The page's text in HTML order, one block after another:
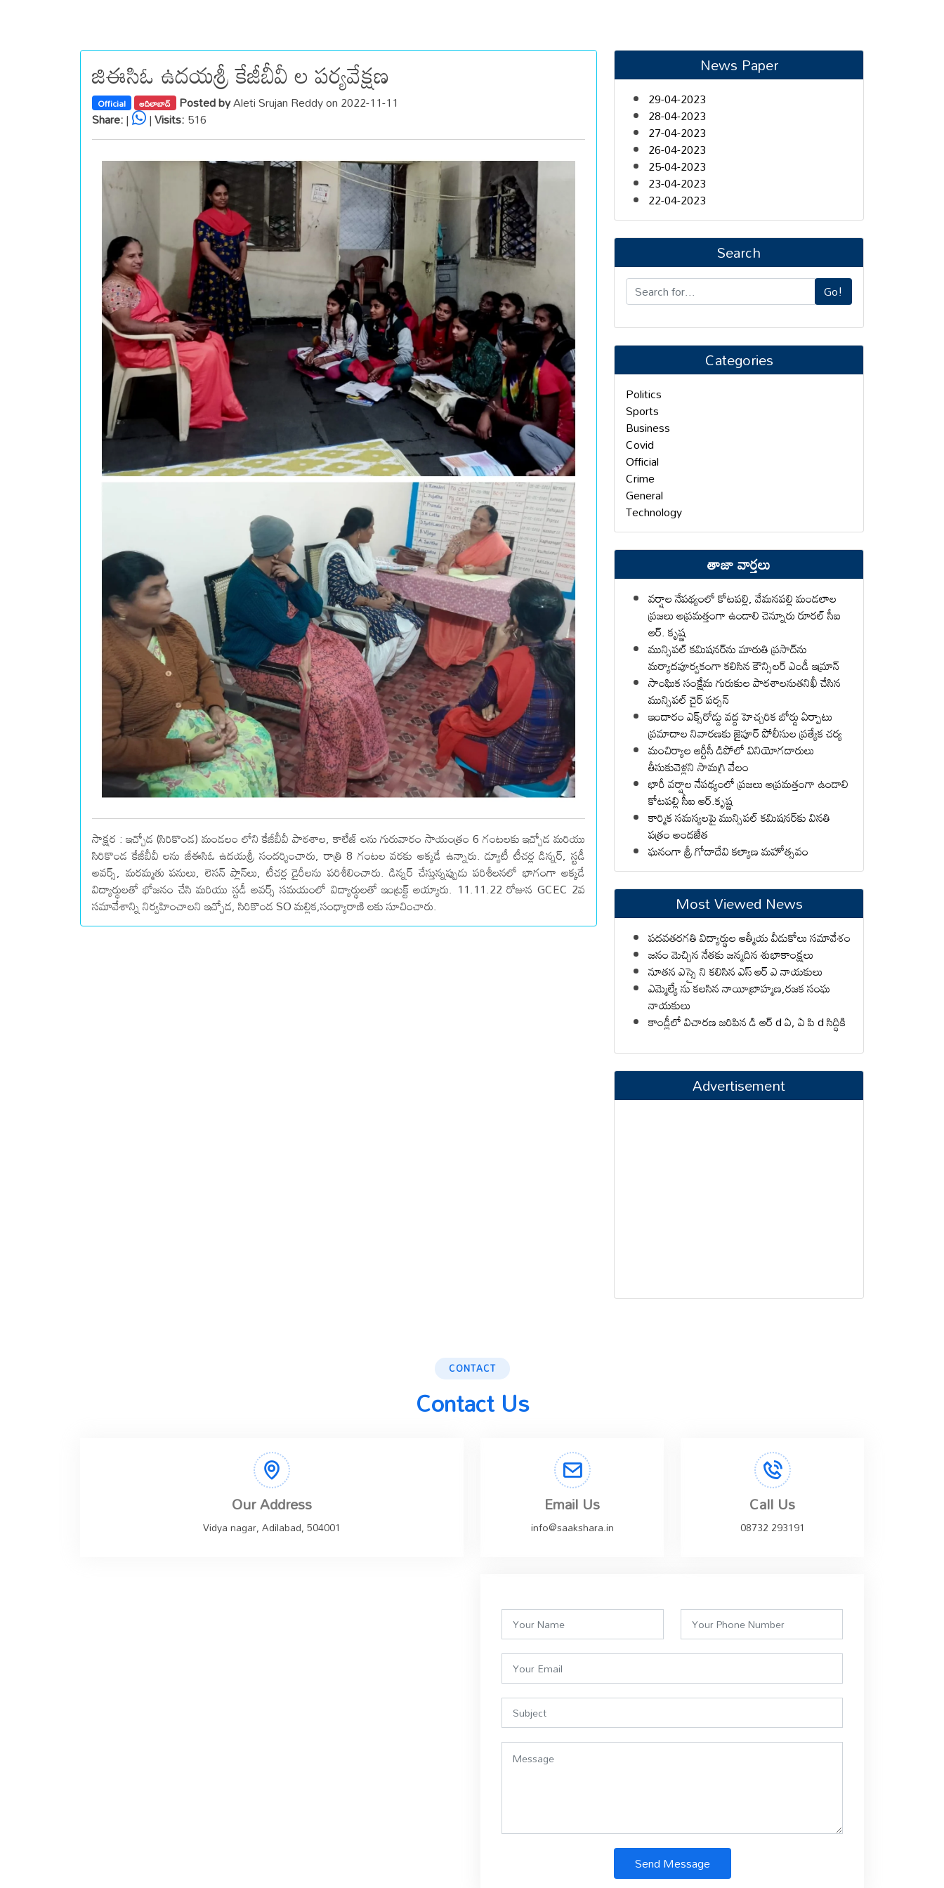
జిఈసిఓ ఉదయశ్రీ కేజీబీవీ ల పర్యవేక్షణ
Official ఆదిలాబాద్ Posted byAleti Srujan Reddy on 2022-11-11
Share:| |Visits:516
సాక్షర : ఇచ్చోడ (సిరికొండ) మండలం లోని కేజీబీవీ పాఠశాల, కాలేజ్ లను గురువారం సాయంత్రం 6 గంటలకు ఇచ్చోడ మరియు
సిరికొండ కేజీబీవీ లను జీఈసిఓ ఉదయశ్రీ సందర్శించారు, రాత్రి 8 గంటల వరకు అక్కడే ఉన్నారు. డ్యూటీ టీచర్ల డిన్నర్, స్టడీ
అవర్స్, మరమ్మతు పనులు, లెసన్ ప్లాన్‌లు, టీచర్ల డైరీలను పరిశీలించారు. డిన్నర్ చేస్తున్నప్పుడు పరిశీలనలో భాగంగా అక్కడే
విద్యార్థులతో భోజనం చేసి మరియు స్టడీ అవర్స్ సమయంలో విద్యార్థులతో ఇంట్రక్ట్ అయ్యారు. 11.11.22 రోజున GCEC 2వ
సమావేశాన్ని నిర్వహించాలని ఇచ్చోడ, సిరికొండ SO మల్లిక,సంధ్యారాణి లకు సూచించారు.
News Paper
29-04-2023
28-04-2023
27-04-2023
26-04-2023
25-04-2023
23-04-2023
22-04-2023
Search
Go!
Categories
Politics
Sports
Business
Covid
Official
Crime
General
Technology
తాజా వార్తలు
వర్షాల నేపథ్యంలో కోటపల్లి, వేమనపల్లి మండలాల
ప్రజలు అప్రమత్తంగా ఉండాలి చెన్నూరు రూరల్ సీఐ
ఆర్. కృష్ణ
మున్సిపల్ కమిషనర్‌ను మారుతి ప్రసాద్‌ను
మర్యాదపూర్వకంగా కలిసిన కౌన్సిలర్ ఎండీ ఇమ్రాన్ ​
సాంఘిక సంక్షేమ గురుకుల పాఠశాలనుతనిఖీ చేసిన
మున్సిపల్ చైర్ పర్సన్
ఇందారం ఎక్స్‌రోడ్డు వద్ద హెచ్చరిక బోర్డు ఏర్పాటు
ప్రమాదాల నివారణకు జైపూర్ పోలీసుల ప్రత్యేక చర్య
మంచిర్యాల ఆర్టీసీ డిపోలో వినియోగదారులు
తీసుకువెళ్లని సామగ్రి వేలం
భారీ వర్షాల నేపథ్యంలో ప్రజలు అప్రమత్తంగా ఉండాలి
కోటపల్లి సీఐ ఆర్.కృష్ణ
కార్మిక సమస్యలపై మున్సిపల్ కమిషనర్‌కు వినతి
పత్రం అందజేత
ఘనంగా శ్రీ గోదాదేవి కల్యాణ మహోత్సవం
Most Viewed News
పదవతరగతి విద్యార్థుల ఆత్మీయ వీడుకోలు సమావేశం
జనం మెచ్చిన నేతకు జన్మదిన శుభాకాంక్షలు
నూతన ఎస్సై ని కలిసిన ఎస్ ఆర్ ఎ నాయకులు
ఎమ్మెల్యే ను కలసిన నాయీబ్రాహ్మణ,రజక సంఘ
నాయకులు
కాండ్లీలో విచారణ జరిపిన డి ఆర్ d ఏ, ఏ పి d సిద్ధికి
Advertisement
CONTACT
Contact Us
Our Address
Vidya nagar, Adilabad, 504001
Email Us
info@saakshara.in
Call Us
08732 293191
Send Message